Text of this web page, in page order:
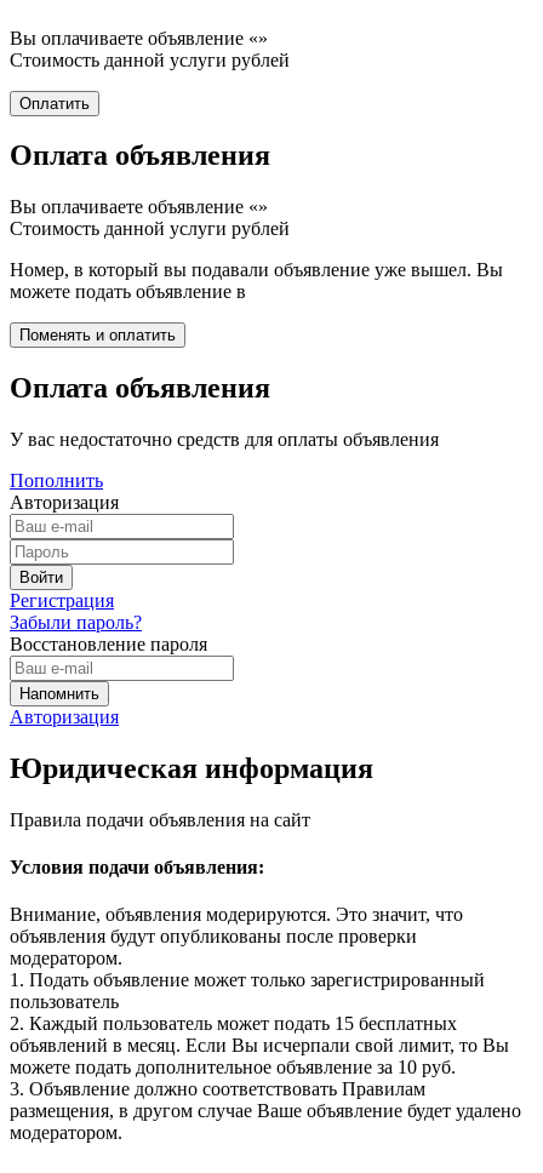
Вы оплачиваете объявление «»
Стоимость данной услуги рублей
Оплата объявления
Вы оплачиваете объявление «»
Стоимость данной услуги рублей
Номер, в который вы подавали объявление уже вышел. Вы
можете подать объявление в
Оплата объявления
У вас недостаточно средств для оплаты объявления
Пополнить
Авторизация
Регистрация
Забыли пароль?
Восстановление пароля
Авторизация
Юридическая информация
Правила подачи объявления на сайт
Условия подачи объявления:
Внимание, объявления модерируются. Это значит, что
объявления будут опубликованы после проверки
модератором.
1. Подать объявление может только зарегистрированный
пользователь
2. Каждый пользователь может подать 15 бесплатных
объявлений в месяц. Если Вы исчерпали свой лимит, то Вы
можете подать дополнительное объявление за 10 руб.
3. Объявление должно соответствовать Правилам
размещения, в другом случае Ваше объявление будет удалено
модератором.